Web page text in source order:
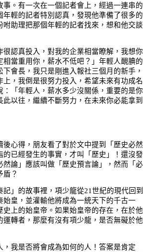
。有一次在一個記者會上，經過一連串的
輕的記者特別認真，發現他準備了很多的
助理把那個年輕的記者找來，想和他交談
認真投入，對我的企業相當瞭解，我想你
當重用你，薪水不低吧？」年輕人靦腆的
會長，我只是剛進入報社三個月的新手，
，我倒是很努力投入，希望未來有功成名
「年輕人，薪水多少沒關係，重要的是你
以往，繼續不斷努力，在未來你必能拿到
心得，朋友看了對於文中提到「歷史必然
已經發生的事實，才叫「歷史」！還沒發
論」應該叫做「歷史預言論」，然而「必
盾？
」的故事裡，項少龍從21世紀的現代回到
皇，並灌輸他將成為一統天下的千古一
上的始皇帝。如果始皇帝的存在，在於他
轉者，那麼有沒有項少龍，是否無礙於他
我是否將會成為如何的人！答案是肯定